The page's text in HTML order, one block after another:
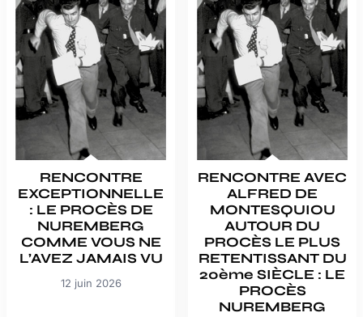
RENCONTRE
EXCEPTIONNELLE
: LE PROCÈS DE
NUREMBERG
COMME VOUS NE
L’AVEZ JAMAIS VU
12 juin 2026
RENCONTRE AVEC
ALFRED DE
MONTESQUIOU
AUTOUR DU
PROCÈS LE PLUS
RETENTISSANT DU
20ème SIÈCLE : LE
PROCÈS
NUREMBERG